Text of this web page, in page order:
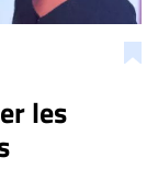
les